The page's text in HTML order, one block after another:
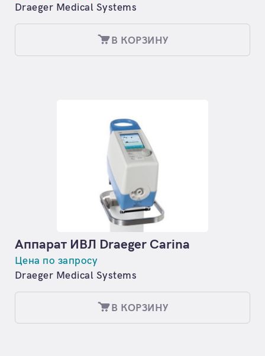
Draeger Medical Systems
В КОРЗИНУ
Аппарат ИВЛ Draeger Carina
Цена по запросу
Draeger Medical Systems
В КОРЗИНУ